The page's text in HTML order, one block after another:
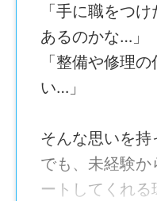
ボイラー設計
普通自動車運転
[1] 未経験から
[2] 賞与年3回×
[3] 資格取得費
「手に職をつ
あるのかな…」
「整備や修理
い…」
そんな思いを
でも、未経験
ートしてくれ